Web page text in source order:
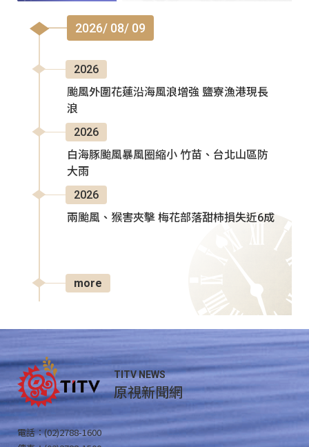
2026/ 08/ 09
2026
颱風外圍花蓮沿海風浪增強 鹽寮漁港現長
浪
2026
白海豚颱風暴風圈縮小 竹苗、台北山區防
大雨
2026
兩颱風、猴害夾擊 梅花部落甜柿損失近6成
more
TITV NEWS
原視新聞網
電話：(02)2788-1600